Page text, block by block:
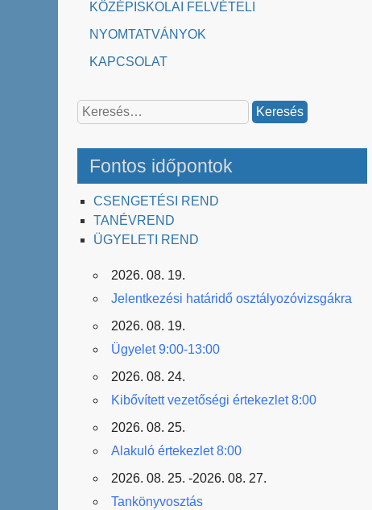
KÖZÉPISKOLAI FELVÉTELI
NYOMTATVÁNYOK
KAPCSOLAT
Keresés:
Fontos időpontok
CSENGETÉSI REND
TANÉVREND
ÜGYELETI REND
2026. 08. 19.
Jelentkezési határidő osztályozóvizsgákra
2026. 08. 19.
Ügyelet 9:00-13:00
2026. 08. 24.
Kibővített vezetőségi értekezlet 8:00
2026. 08. 25.
Alakuló értekezlet 8:00
2026. 08. 25. -2026. 08. 27.
Tankönyvosztás